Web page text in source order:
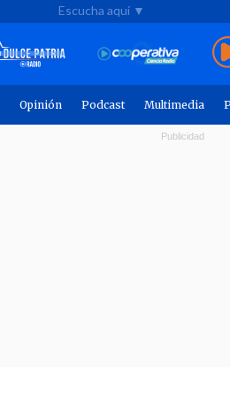
Escucha aquí ▼
Opinión Podcast Multimedia